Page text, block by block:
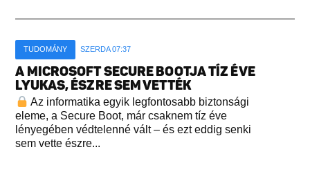
TUDOMÁNY SZERDA 07:37
A MICROSOFT SECURE BOOTJA TÍZ ÉVE
LYUKAS, ÉSZRE SEM VETTÉK
Az informatika egyik legfontosabb biztonsági
eleme, a Secure Boot, már csaknem tíz éve
lényegében védtelenné vált – és ezt eddig senki
sem vette észre...